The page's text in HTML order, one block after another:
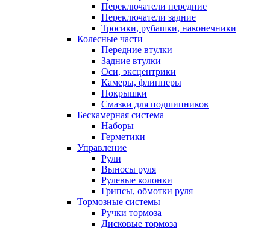
Переключатели передние
Переключатели задние
Тросики, рубашки, наконечники
Колесные части
Передние втулки
Задние втулки
Оси, эксцентрики
Камеры, флипперы
Покрышки
Смазки для подшипников
Бескамерная система
Наборы
Герметики
Управление
Рули
Выносы руля
Рулевые колонки
Грипсы, обмотки руля
Тормозные системы
Ручки тормоза
Дисковые тормоза